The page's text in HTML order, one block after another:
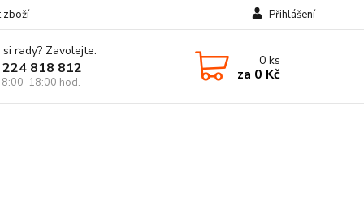
zboží Přihlášení
rady? Zavolejte.
818 812
8:00-18:00 hod.
0ks
za 0 Kč